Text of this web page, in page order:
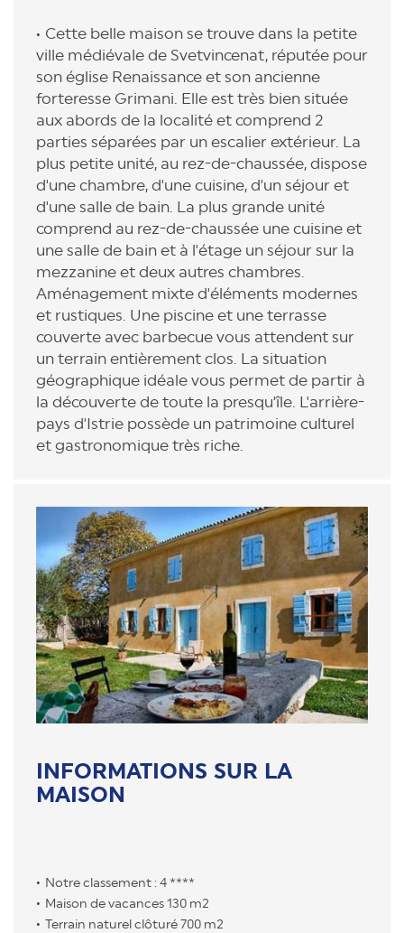
Cette belle maison se trouve dans la petite
ville médiévale de Svetvincenat, réputée pour
son église Renaissance et son ancienne
forteresse Grimani. Elle est très bien située
aux abords de la localité et comprend 2
parties séparées par un escalier extérieur. La
plus petite unité, au rez-de-chaussée, dispose
d'une chambre, d'une cuisine, d'un séjour et
d'une salle de bain. La plus grande unité
comprend au rez-de-chaussée une cuisine et
une salle de bain et à l'étage un séjour sur la
mezzanine et deux autres chambres.
Aménagement mixte d'éléments modernes
et rustiques. Une piscine et une terrasse
couverte avec barbecue vous attendent sur
un terrain entièrement clos. La situation
géographique idéale vous permet de partir à
la découverte de toute la presqu'île. L'arrière-
pays d'Istrie possède un patrimoine culturel
et gastronomique très riche.
INFORMATIONS SUR LA
MAISON
Notre classement : 4 ****
Maison de vacances 130 m2
Terrain naturel clôturé 700 m2